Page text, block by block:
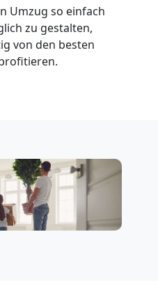
Umzug so einfach
zu gestalten,
von den besten